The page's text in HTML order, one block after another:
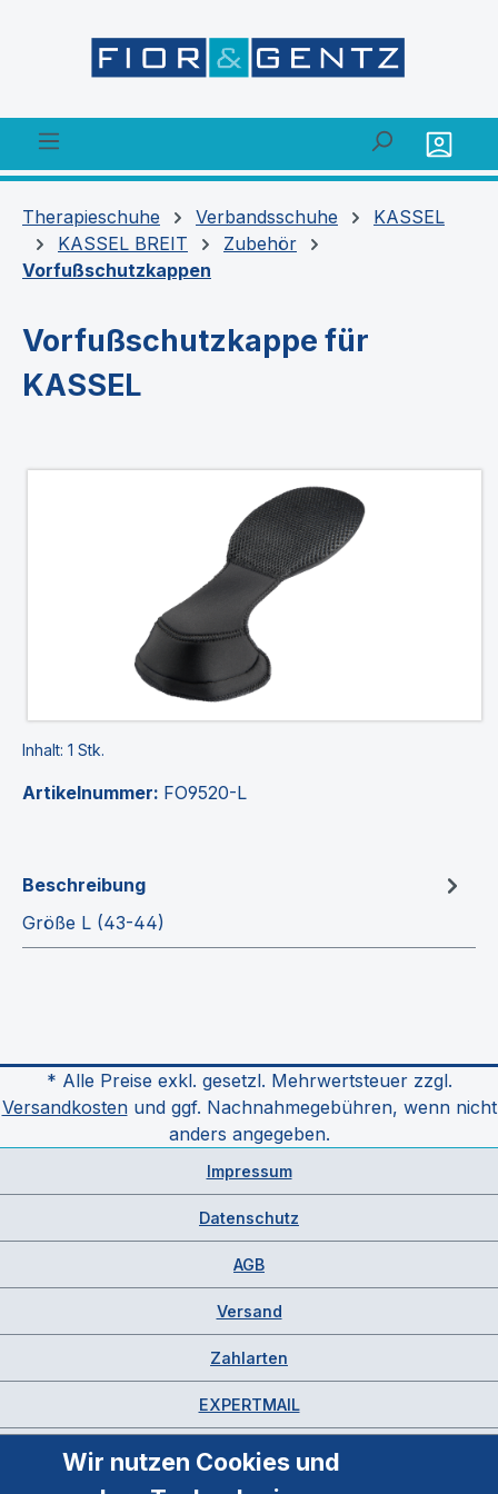
Therapieschuhe Verbandsschuhe
KASSEL
KASSEL BREIT
Zubehör
Vorfußschutzkappen
Vorfußschutzkappe für
KASSEL
Inhalt: 1 Stk.
Artikelnummer: FO9520-L
Beschreibung
Größe L (43-44)
* Alle Preise exkl. gesetzl. Mehrwertsteuer zzgl.
Versandkostenund ggf. Nachnahmegebühren, wenn nicht
anders angegeben.
Impressum
Datenschutz
AGB
Versand
Zahlarten
EXPERTMAIL
Wir nutzen Cookies und